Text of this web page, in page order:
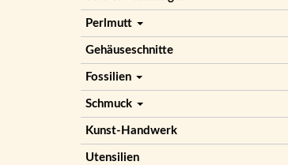
Perlmutt
Gehäuseschnitte
Fossilien
Schmuck
Kunst-Handwerk
Utensilien